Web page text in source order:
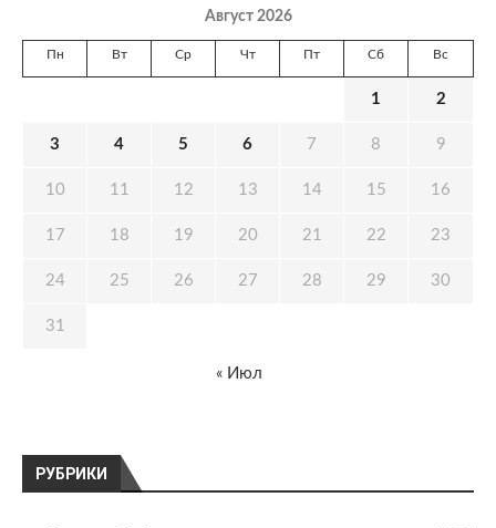
РУБРИКИ
Август 2026
Пн Вт Ср Чт Пт Сб Вс
1 2
3 4 5 6 7 8 9
10 11 12 13 14 15 16
17 18 19 20 21 22 23
24 25 26 27 28 29 30
31
« Июл